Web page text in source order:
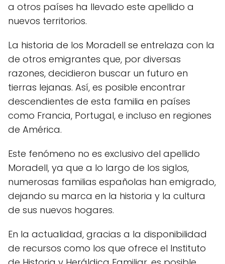
a otros países ha llevado este apellido a
nuevos territorios.
La historia de los Moradell se entrelaza con la
de otros emigrantes que, por diversas
razones, decidieron buscar un futuro en
tierras lejanas. Así, es posible encontrar
descendientes de esta familia en países
como Francia, Portugal, e incluso en regiones
de América.
Este fenómeno no es exclusivo del apellido
Moradell, ya que a lo largo de los siglos,
numerosas familias españolas han emigrado,
dejando su marca en la historia y la cultura
de sus nuevos hogares.
En la actualidad, gracias a la disponibilidad
de recursos como los que ofrece el Instituto